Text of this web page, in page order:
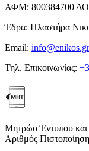
ΑΦΜ: 800384700
Έδρα: Πλαστήρα
Email: info@enikos.gr
Τηλ. Επικοινωνίας:
Μητρώο Έντυπου και
Αριθμός